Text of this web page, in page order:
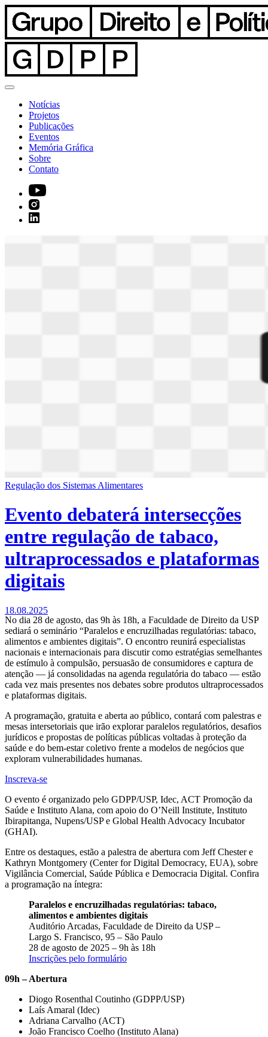
Notícias
Projetos
Publicações
Eventos
Memória Gráfica
Sobre
Contato
Regulação dos Sistemas Alimentares
Evento debaterá intersecções
entre regulação de tabaco,
ultraprocessados e plataformas
digitais
18.08.2025
No dia 28 de agosto, das 9h às 18h, a Faculdade de Direito da USP
sediará o seminário “Paralelos e encruzilhadas regulatórias: tabaco,
alimentos e ambientes digitais”. O encontro reunirá especialistas
nacionais e internacionais para discutir como estratégias semelhantes
de estímulo à compulsão, persuasão de consumidores e captura de
atenção — já consolidadas na agenda regulatória do tabaco — estão
cada vez mais presentes nos debates sobre produtos ultraprocessados
e plataformas digitais.
A programação, gratuita e aberta ao público, contará com palestras e
mesas intersetoriais que irão explorar paralelos regulatórios, desafios
jurídicos e propostas de políticas públicas voltadas à proteção da
saúde e do bem-estar coletivo frente a modelos de negócios que
exploram vulnerabilidades humanas.
Inscreva-se
O evento é organizado pelo GDPP/USP, Idec, ACT Promoção da
Saúde e Instituto Alana, com apoio do O’Neill Institute, Instituto
Ibirapitanga, Nupens/USP e Global Health Advocacy Incubator
(GHAI).
Entre os destaques, estão a palestra de abertura com Jeff Chester e
Kathryn Montgomery (Center for Digital Democracy, EUA), sobre
Vigilância Comercial, Saúde Pública e Democracia Digital. Confira
a programação na íntegra:
Paralelos e encruzilhadas regulatórias: tabaco,
alimentos e ambientes digitais
Auditório Arcadas, Faculdade de Direito da USP –
Largo S. Francisco, 95 – São Paulo
28 de agosto de 2025 – 9h às 18h
Inscrições pelo formulário
09h – Abertura
Diogo Rosenthal Coutinho (GDPP/USP)
Laís Amaral (Idec)
Adriana Carvalho (ACT)
João Francisco Coelho (Instituto Alana)